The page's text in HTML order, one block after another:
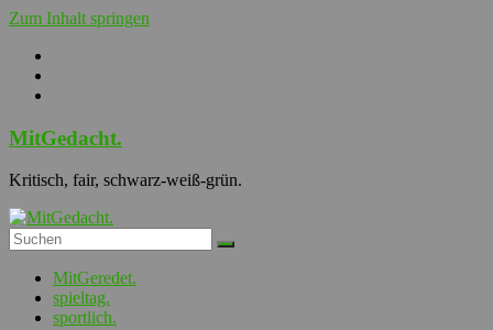
Zum Inhalt springen
MitGedacht.
Kritisch, fair, schwarz-weiß-grün.
MitGeredet.
spieltag.
sportlich.